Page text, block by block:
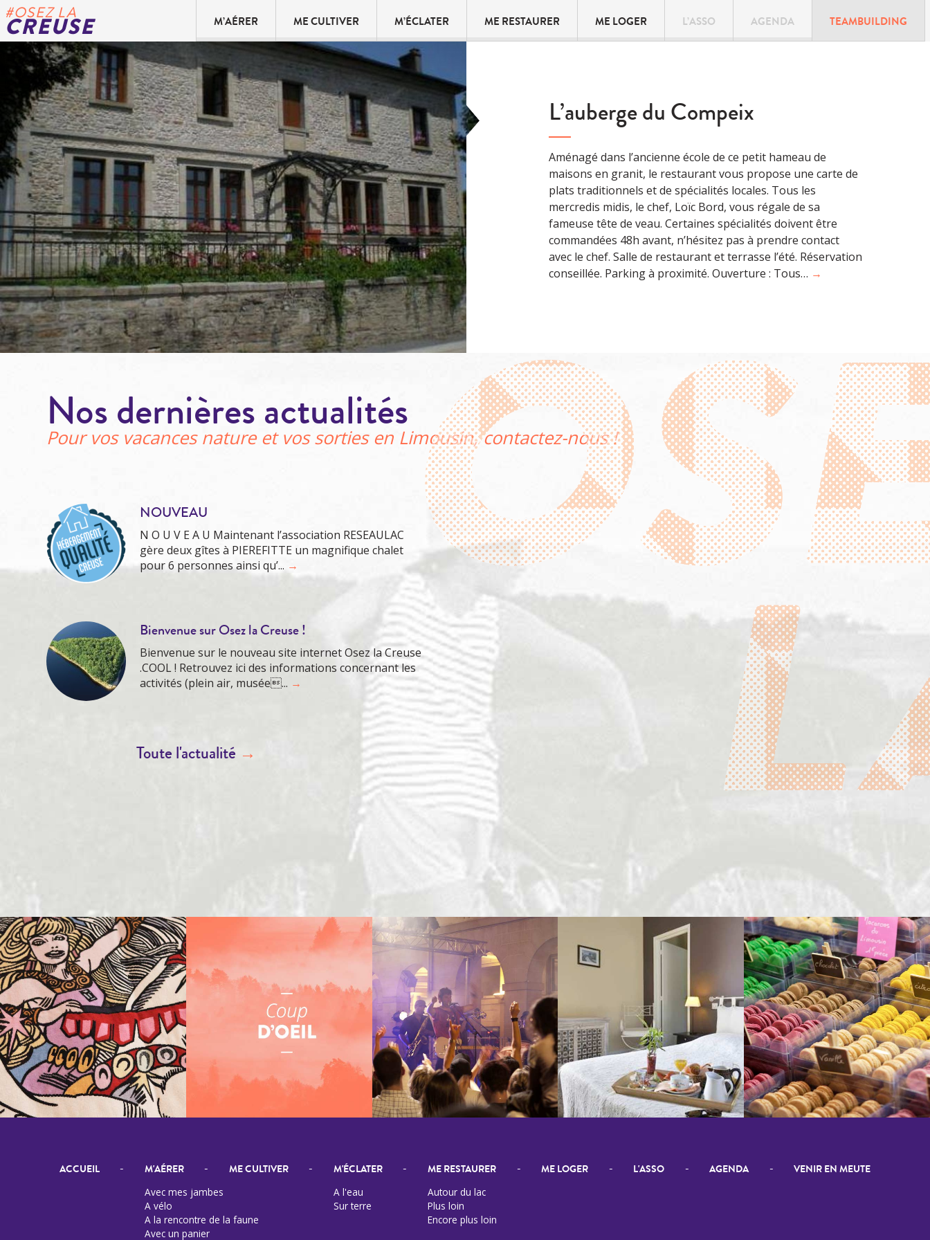
#OSEZ LA
CREUSE M’AÉRER ME CULTIVER M’ÉCLATER ME RESTAURER ME LOGER L’ASSO AGENDA TEAMBUILDING
L’auberge du Compeix
Aménagé dans l’ancienne école de ce petit hameau de
maisons en granit, le restaurant vous propose une carte de
plats traditionnels et de spécialités locales. Tous les
mercredis midis, le chef, Loïc Bord, vous régale de sa
fameuse tête de veau. Certaines spécialités doivent être
commandées 48h avant, n’hésitez pas à prendre contact
avec le chef. Salle de restaurant et terrasse l’été. Réservation
conseillée. Parking à proximité. Ouverture : Tous… →
Nos dernières actualités
Pour vos vacances nature et vos sorties en Limousin, contactez-nous !
NOUVEAU
N O U V E A U Maintenant l’association RESEAULAC
gère deux gîtes à PIEREFITTE un magnifique chalet
pour 6 personnes ainsi qu’... →
Bienvenue sur Osez la Creuse !
Bienvenue sur le nouveau site internet Osez la Creuse
.COOL ! Retrouvez ici des informations concernant les
activités (plein air, musée... →
Toute l'actualité →
M'éclater
ACCUEIL - M'AÉRER
Avec mes jambes
A vélo
A la rencontre de la faune
Avec un panier
- ME CULTIVER - M'ÉCLATER
A l'eau
Sur terre
- ME RESTAURER
Autour du lac
Plus loin
Encore plus loin
- ME LOGER - L'ASSO - AGENDA - VENIR EN MEUTE